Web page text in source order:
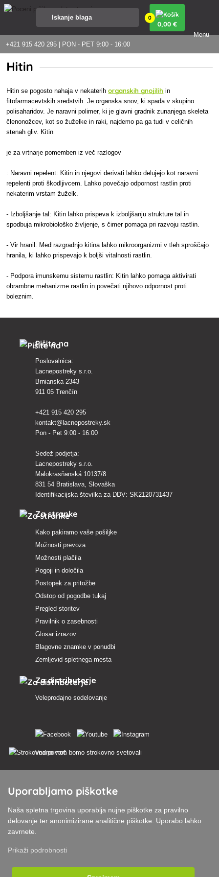
+421 915 420 295 | PON - PET 9:00 - 16:00
0
0,00 €
Menu
Hitin
Hitin se pogosto nahaja v nekaterihorganskih gnojilih in
fitofarmacevtskih sredstvih. Je organska snov, ki spada v skupino
polisaharidov. Je naravni polimer, ki je glavni gradnik zunanjega skeleta
členonožcev, kot so žuželke in raki, najdemo pa ga tudi v celičnih
stenah gliv. Kitin
je za vrtnarje pomemben iz več razlogov
: Naravni repelent: Kitin in njegovi derivati lahko delujejo kot naravni
repelenti proti škodljivcem. Lahko povečajo odpornost rastlin proti
nekaterim vrstam žuželk.
- Izboljšanje tal: Kitin lahko prispeva k izboljšanju strukture tal in
spodbuja mikrobiološko življenje, s čimer pomaga pri razvoju rastlin.
- Vir hranil: Med razgradnjo kitina lahko mikroorganizmi v tleh sproščajo
hranila, ki lahko prispevajo k boljši vitalnosti rastlin.
- Podpora imunskemu sistemu rastlin: Kitin lahko pomaga aktivirati
obrambne mehanizme rastlin in povečati njihovo odpornost proti
boleznim.
Pišite na
Poslovalnica:
Lacnepostreky s.r.o.
Brnianska 2343
911 05 Trenčín
+421 915 420 295
kontakt@lacnepostreky.sk
Pon - Pet 9:00 - 16:00
Sedež podjetja:
Lacnepostreky s.r.o.
Malokrasňanská 10137/8
831 54 Bratislava, Slovaška
Identifikacijska številka za DDV: SK2120731437
Za stranke
Kako pakiramo vaše pošiljke
Možnosti prevoza
Možnosti plačila
Pogoji in določila
Postopek za pritožbe
Odstop od pogodbe tukaj
Pregled storitev
Pravilnik o zasebnosti
Glosar izrazov
Blagovne znamke v ponudbi
Zemljevid spletnega mesta
Za distributerje
Veleprodajno sodelovanje
Vedno vam bomo strokovno svetovali
85 % blaga na zalogi
Dostava v 24 h od pon do pet
Uporabljamo piškotke
Naša spletna trgovina uporablja nujne piškotke za pravilno
delovanje ter anonimizirane analitične piškotke. Uporabo lahko
zavrnete.
Prikaži podrobnosti